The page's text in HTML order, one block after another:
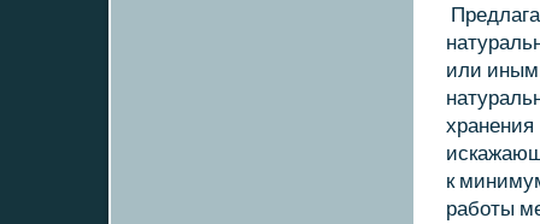
или иным
хранения
к
работы